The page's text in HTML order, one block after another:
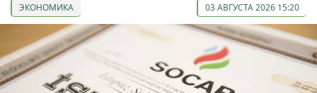
ЭКОНОМИКА 03 АВГУСТА 2026 15:20